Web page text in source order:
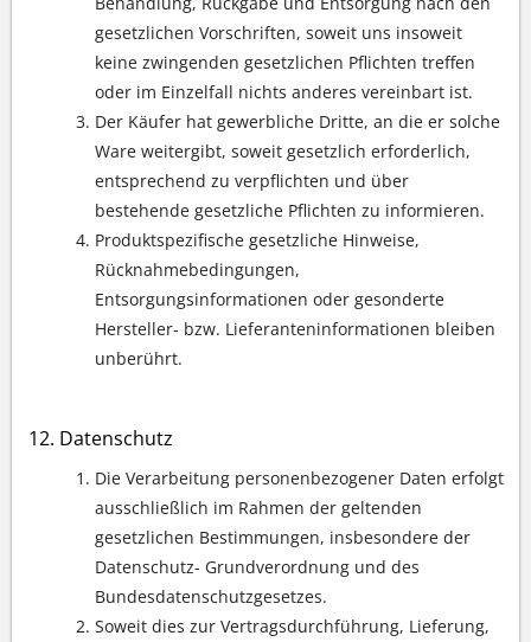
gesetzlichen Vorschriften, soweit uns insoweit
keine zwingenden gesetzlichen Pflichten treffen
oder im Einzelfall nichts anderes vereinbart ist.
Der Käufer hat gewerbliche Dritte, an die er solche
Ware weitergibt, soweit gesetzlich erforderlich,
entsprechend zu verpflichten und über
bestehende gesetzliche Pflichten zu informieren.
Produktspezifische gesetzliche Hinweise,
Rücknahmebedingungen,
Entsorgungsinformationen oder gesonderte
Hersteller- bzw. Lieferanteninformationen bleiben
unberührt.
Datenschutz
Die Verarbeitung personenbezogener Daten erfolgt
ausschließlich im Rahmen der geltenden
gesetzlichen Bestimmungen, insbesondere der
Datenschutz- Grundverordnung und des
Bundesdatenschutzgesetzes.
Soweit dies zur Vertragsdurchführung, Lieferung,